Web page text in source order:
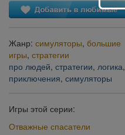
Жанр: симуляторы, большие
игры, стратегии
про людей, стратегии, логика,
приключения, симуляторы
Игры этой серии:
Отважные спасатели